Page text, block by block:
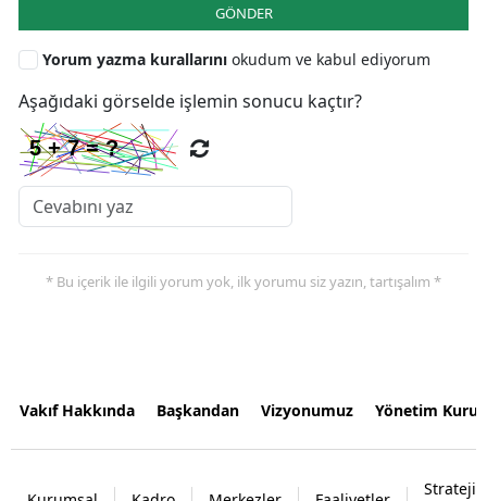
GÖNDER
Yorum yazma kurallarını okudum ve kabul ediyorum
Aşağıdaki görselde işlemin sonucu kaçtır?
* Bu içerik ile ilgili yorum yok, ilk yorumu siz yazın, tartışalım *
Vakıf Hakkında Başkandan Vizyonumuz Yönetim
Strateji